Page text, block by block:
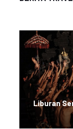
Liburan